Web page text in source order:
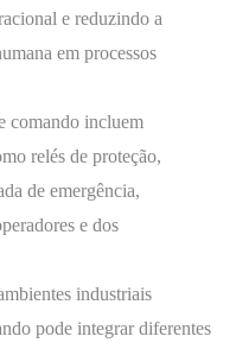
e reduzindo a
em processos
comando incluem
relés de proteção,
de emergência,
e dos
industriais
pode integrar diferentes